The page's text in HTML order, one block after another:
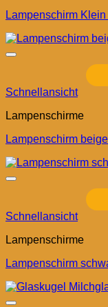
Lampenschirm
Schnellansicht
Lampenschirme
Lampenschirm
Schnellansicht
Lampenschirme
Lampenschirm